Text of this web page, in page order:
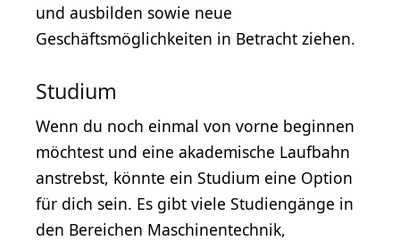
und ausbilden sowie neue
Geschäftsmöglichkeiten in Betracht ziehen.
Studium
Wenn du noch einmal von vorne beginnen
möchtest und eine akademische Laufbahn
anstrebst, könnte ein Studium eine Option
für dich sein. Es gibt viele Studiengänge in
den Bereichen Maschinentechnik,